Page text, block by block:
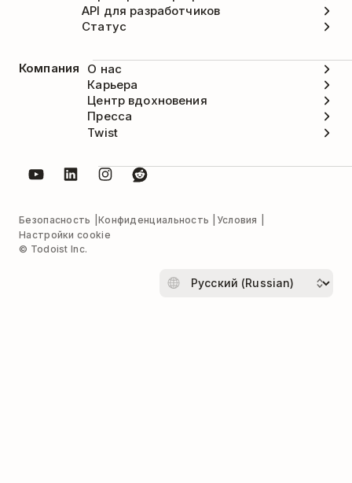
API для разработчиков
Статус
Компания
О нас
Карьера
Центр вдохновения
Пресса
Twist
Безопасность Конфиденциальность
Условия
Настройки cookie
© Todoist Inc.